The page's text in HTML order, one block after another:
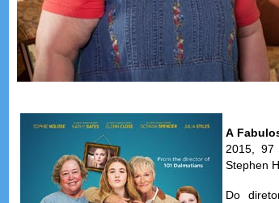
A
2015, 97
Stephen
Do